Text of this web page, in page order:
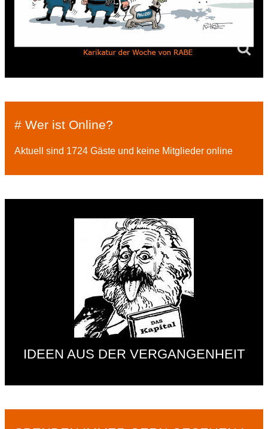
# Wer ist Online?
Aktuell sind 1724 Gäste und keine Mitglieder online
IDEEN AUS DER VERGANGENHEIT